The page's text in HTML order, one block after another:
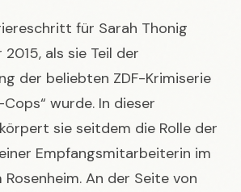
für Sarah Thonig
als sie Teil der
der beliebten ZDF-Krimiserie
Cops“ wurde. In dieser
sie seitdem die Rolle der
Empfangsmitarbeiterin im
Rosenheim. An der Seite von